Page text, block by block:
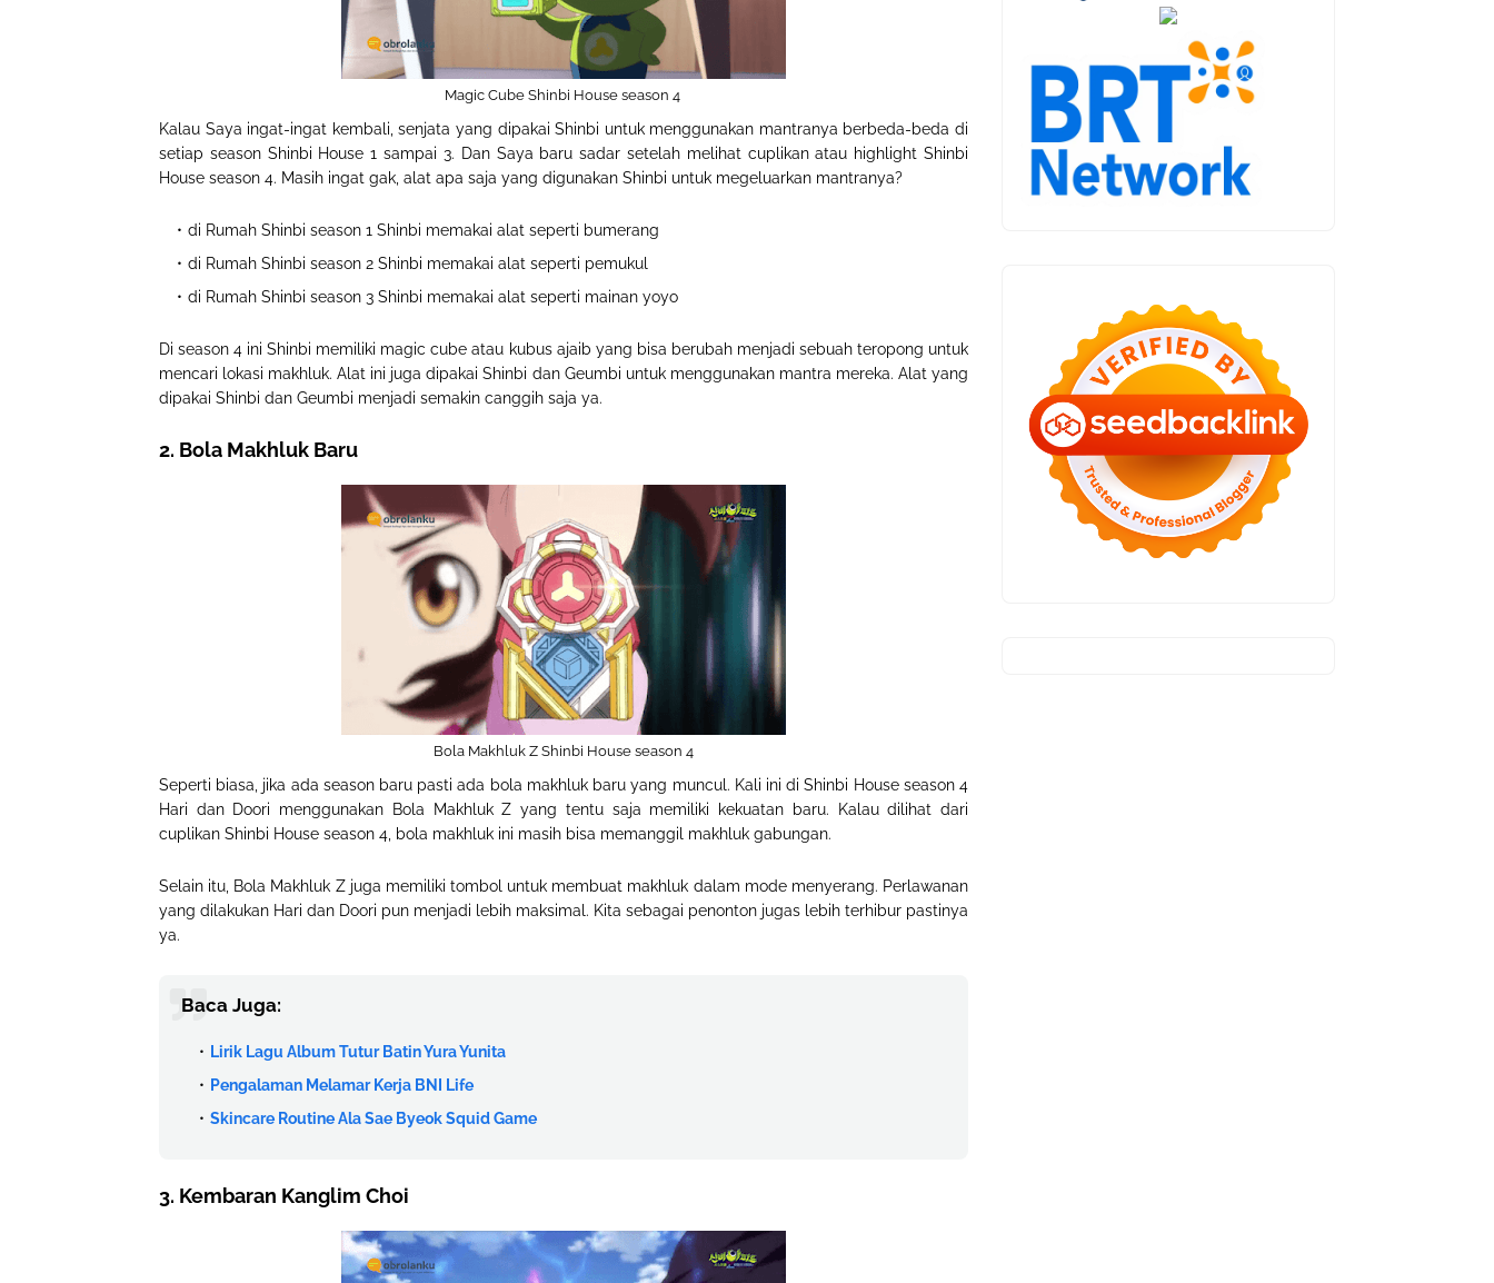
Magic Cube Shinbi House season 4
Kalau Saya ingat-ingat kembali, senjata yang dipakai Shinbi untuk menggunakan mantranya berbeda-beda di
setiap season Shinbi House 1 sampai 3. Dan Saya baru sadar setelah melihat cuplikan atau highlight Shinbi
House season 4. Masih ingat gak, alat apa saja yang digunakan Shinbi untuk megeluarkan mantranya?
di Rumah Shinbi season 1 Shinbi memakai alat seperti bumerang
di Rumah Shinbi season 2 Shinbi memakai alat seperti pemukul
di Rumah Shinbi season 3 Shinbi memakai alat seperti mainan yoyo
Di season 4 ini Shinbi memiliki magic cube atau kubus ajaib yang bisa berubah menjadi sebuah teropong untuk
mencari lokasi makhluk. Alat ini juga dipakai Shinbi dan Geumbi untuk menggunakan mantra mereka. Alat yang
dipakai Shinbi dan Geumbi menjadi semakin canggih saja ya.
2. Bola Makhluk Baru
Bola Makhluk Z Shinbi House season 4
Seperti biasa, jika ada season baru pasti ada bola makhluk baru yang muncul. Kali ini di Shinbi House season 4
Hari dan Doori menggunakan Bola Makhluk Z yang tentu saja memiliki kekuatan baru. Kalau dilihat dari
cuplikan Shinbi House season 4, bola makhluk ini masih bisa memanggil makhluk gabungan.
Selain itu, Bola Makhluk Z juga memiliki tombol untuk membuat makhluk dalam mode menyerang. Perlawanan
yang dilakukan Hari dan Doori pun menjadi lebih maksimal. Kita sebagai penonton jugas lebih terhibur pastinya
ya.
Baca Juga:
Lirik Lagu Album Tutur Batin Yura Yunita
Pengalaman Melamar Kerja BNI Life
Skincare Routine Ala Sae Byeok Squid Game
3. Kembaran Kanglim Choi